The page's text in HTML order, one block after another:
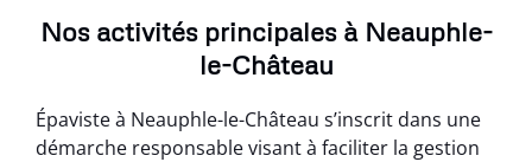
Nos activités principales à Neauphle-
le-Château
Épaviste à Neauphle-le-Château s’inscrit dans une
démarche responsable visant à faciliter la gestion